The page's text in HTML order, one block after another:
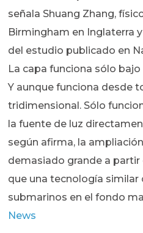
señala Shuang Zhang,
Birmingham en Inglaterra
del estudio publicado en
La capa funciona sólo
Y aunque funciona desde
tridimensional. Sólo
la fuente de luz
según afirma, la
demasiado grande a partir
que una tecnología similar
submarinos en el fondo
News